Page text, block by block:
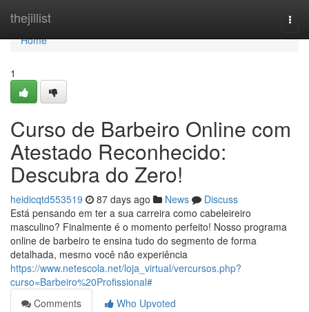
thejillist
Home
Home
1
Curso de Barbeiro Online com
Atestado Reconhecido:
Descubra do Zero!
heidicqtd553519 87 days ago News
Discuss
Está pensando em ter a sua carreira como cabeleireiro
masculino? Finalmente é o momento perfeito! Nosso programa
online de barbeiro te ensina tudo do segmento de forma
detalhada, mesmo você não experiência
https://www.netescola.net/loja_virtual/vercursos.php?
curso=Barbeiro%20Profissional#
Comments
Who Upvoted